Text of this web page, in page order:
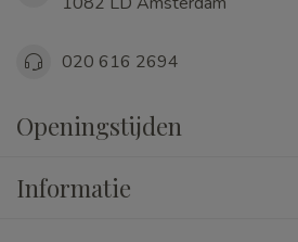
020 616 2694
Openingstijden
Informatie